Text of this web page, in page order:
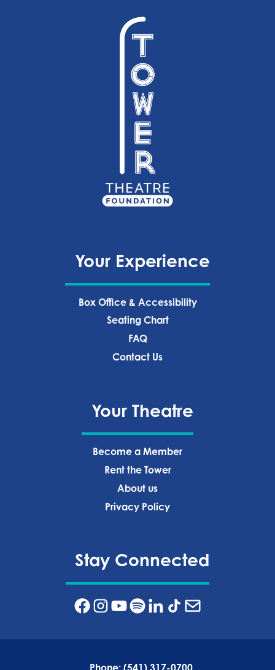
Your Experience
Box Office & Accessibility
Seating Chart
FAQ
Contact Us
Your Theatre
Become a Member
Rent the Tower
About us
Privacy Policy‍
Stay Connected